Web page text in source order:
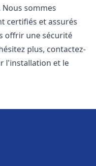
sommes
certifiés et assurés
offrir une sécurité
plus, contactez-
l'installation et le